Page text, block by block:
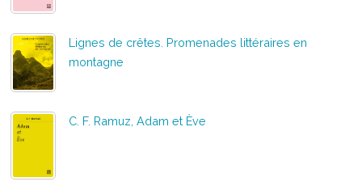
Lignes de crêtes. Promenades littéraires en
montagne
C. F. Ramuz, Adam et Ève